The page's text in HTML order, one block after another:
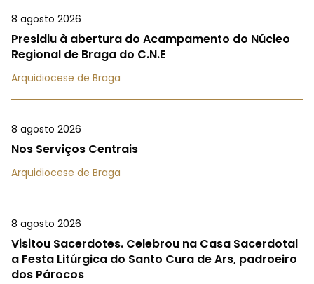
8 agosto 2026
Presidiu à abertura do Acampamento do Núcleo
Regional de Braga do C.N.E
Arquidiocese de Braga
8 agosto 2026
Nos Serviços Centrais
Arquidiocese de Braga
8 agosto 2026
Visitou Sacerdotes. Celebrou na Casa Sacerdotal
a Festa Litúrgica do Santo Cura de Ars, padroeiro
dos Párocos